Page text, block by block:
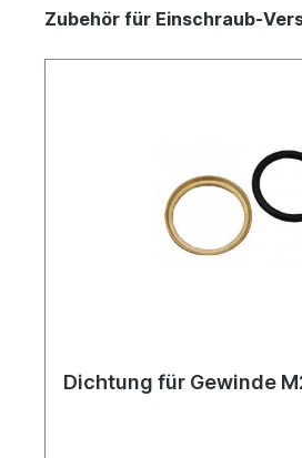
Zubehör für Einschraub-
Dichtung für Gewinde